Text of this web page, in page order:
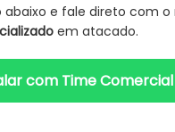
e fale direto com o
em atacado.
com Time Comercial